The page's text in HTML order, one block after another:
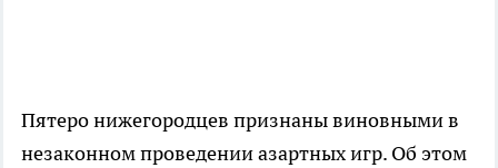
Пятеро нижегородцев признаны виновными в
незаконном проведении азартных игр. Об этом